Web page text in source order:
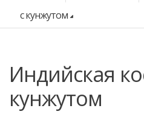
с кунжутом
индийская косметика с
кунжутом